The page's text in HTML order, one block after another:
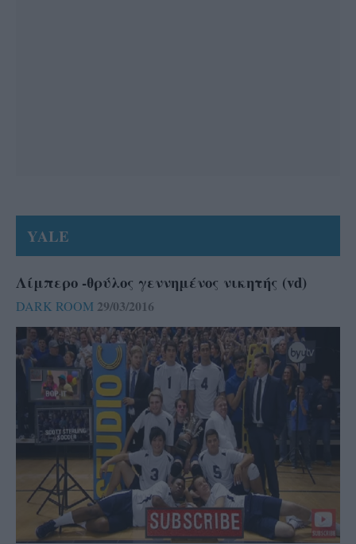
YALE
Λίμπερο -θρύλος γεννημένος νικητής (vd)
DARK ROOM 29/03/2016